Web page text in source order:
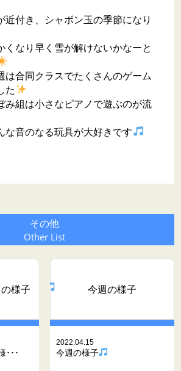
き、シャボン玉の季節になり
く雪が解けないかなーと
合同クラスでたくさんのゲーム
た
は小さなピアノで遊ぶのが流
る玩具が大好きです
その他
Other List
様子
･･･
今週の様子
2022.04.15
今週の様子